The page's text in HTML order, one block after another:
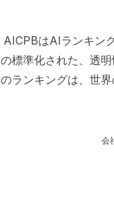
AICPBはAIランキン
の標準化された、透
のランキングは、世
会